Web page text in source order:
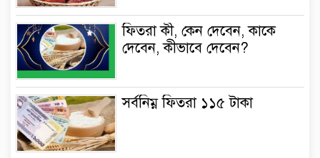
ফিতরা কী, কেন দেবেন, কাকে
দেবেন, কীভাবে দেবেন?
সর্বনিম্ন ফিতরা ১১৫ টাকা